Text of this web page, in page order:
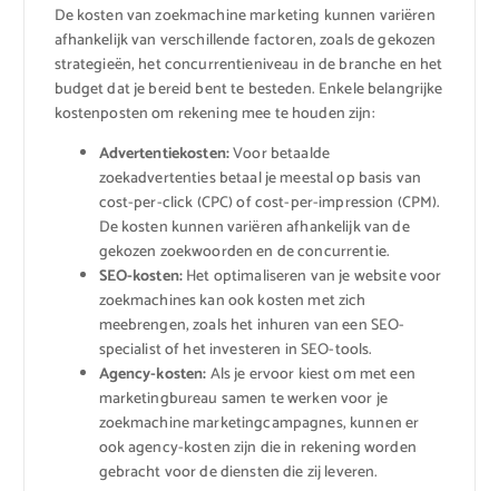
De kosten van zoekmachine marketing kunnen variëren
afhankelijk van verschillende factoren, zoals de gekozen
strategieën, het concurrentieniveau in de branche en het
budget dat je bereid bent te besteden. Enkele belangrijke
kostenposten om rekening mee te houden zijn:
Advertentiekosten:Voor betaalde
zoekadvertenties betaal je meestal op basis van
cost-per-click (CPC) of cost-per-impression (CPM).
De kosten kunnen variëren afhankelijk van de
gekozen zoekwoorden en de concurrentie.
SEO-kosten:Het optimaliseren van je website voor
zoekmachines kan ook kosten met zich
meebrengen, zoals het inhuren van een SEO-
specialist of het investeren in SEO-tools.
Agency-kosten:Als je ervoor kiest om met een
marketingbureau samen te werken voor je
zoekmachine marketingcampagnes, kunnen er
ook agency-kosten zijn die in rekening worden
gebracht voor de diensten die zij leveren.